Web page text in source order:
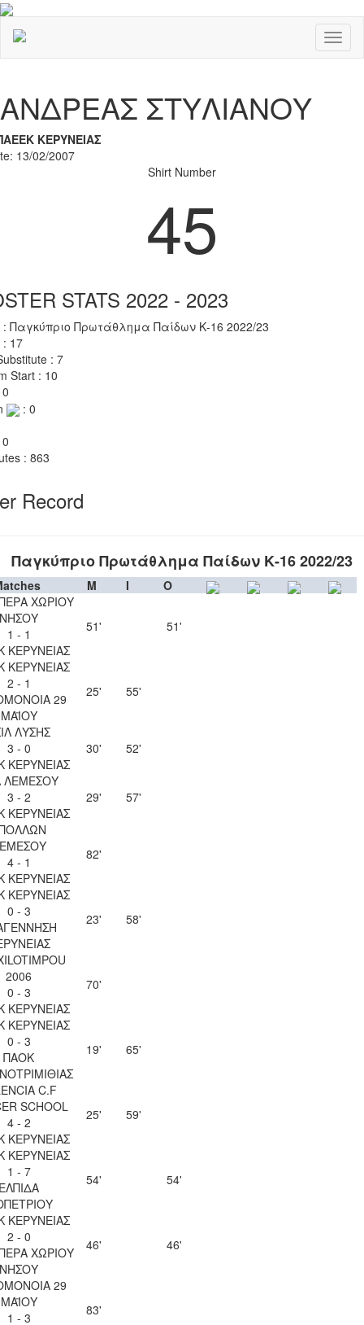
ΑΝΔΡΕΑΣ ΣΤΥΛΙΑΝΟΥ
ΚΕΡΥΝΕΙΑΣ
13/02/2007
Shirt Number
45
STATS 2022 - 2023
: Παγκύπριο Πρωτάθλημα Παίδων Κ-16 2022/23
: 17
: 7
Start : 10
: 0
: 863
Record
Παγκύπριο Πρωτάθλημα Παίδων Κ-16 2022/23
M I
O
ΧΩΡΙΟΥ
ΝΗΣΟΥ
1 - 1
ΚΕΡΥΝΕΙΑΣ
51' 51'
ΚΕΡΥΝΕΙΑΣ
2 - 1
29
ΜΑΪΟΥ
25' 55'
ΛΥΣΗΣ
3 - 0
ΚΕΡΥΝΕΙΑΣ
30'
52'
ΛΕΜΕΣΟΥ
3 - 2
ΚΕΡΥΝΕΙΑΣ
29'
57'
4 - 1
ΚΕΡΥΝΕΙΑΣ
82'
ΚΕΡΥΝΕΙΑΣ
0 - 3
23' 58'
2006
0 - 3
ΚΕΡΥΝΕΙΑΣ
70'
ΚΕΡΥΝΕΙΑΣ
0 - 3
ΠΑΟΚ
19' 65'
C.F
SCHOOL
4 - 2
ΚΕΡΥΝΕΙΑΣ
25' 59'
ΚΕΡΥΝΕΙΑΣ
1 - 7
54' 54'
ΚΕΡΥΝΕΙΑΣ
2 - 0
ΧΩΡΙΟΥ
ΝΗΣΟΥ
46' 46'
29
ΜΑΪΟΥ
1 - 3
83'